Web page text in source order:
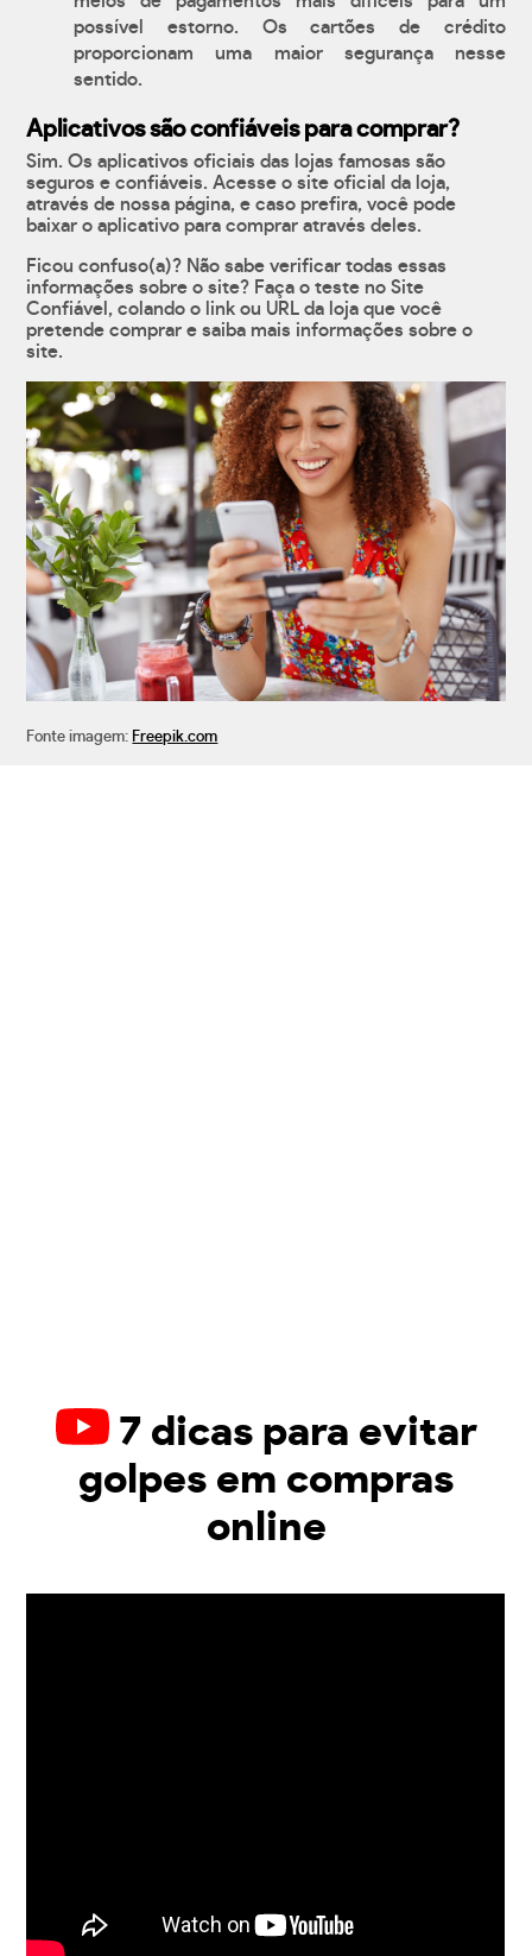
possível estorno. Os cartões de crédito
proporcionam uma maior segurança nesse
sentido.
Aplicativos são confiáveis para comprar?
Sim. Os aplicativos oficiais das lojas famosas são
seguros e confiáveis. Acesse o site oficial da loja,
através de nossa página, e caso prefira, você pode
baixar o aplicativo para comprar através deles.
Ficou confuso(a)? Não sabe verificar todas essas
informações sobre o site? Faça o teste no Site
Confiável, colando o link ou URL da loja que você
pretende comprar e saiba mais informações sobre o
site.
Fonte imagem: Freepik.com
7 dicas para evitar
golpes em compras
online